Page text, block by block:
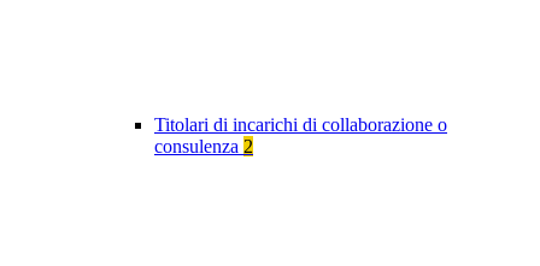
Titolari di incarichi di collaborazione o
consulenza 2